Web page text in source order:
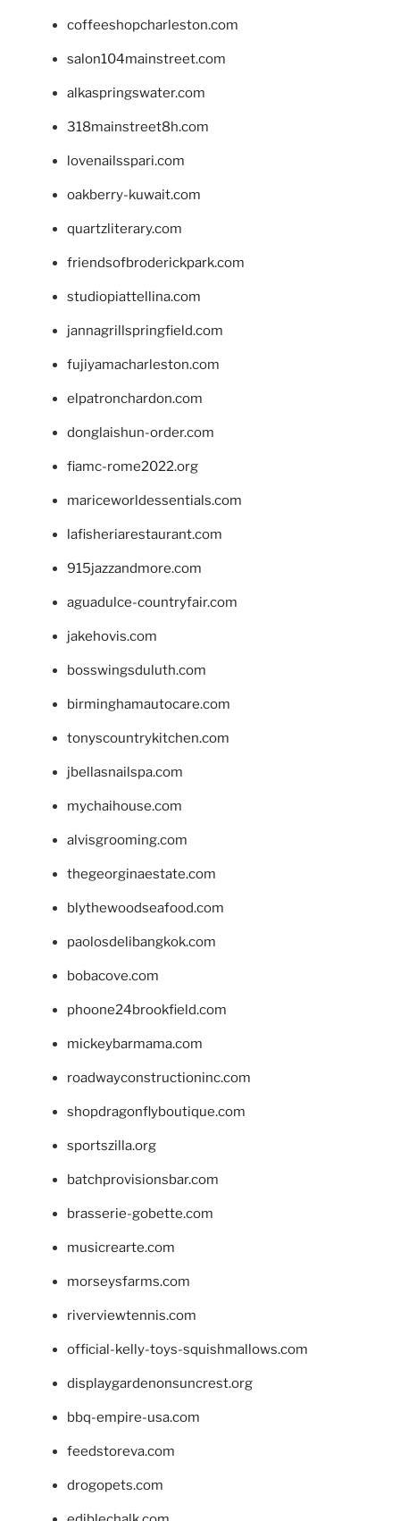
coffeeshopcharleston.com
salon104mainstreet.com
alkaspringswater.com
318mainstreet8h.com
lovenailsspari.com
oakberry-kuwait.com
quartzliterary.com
friendsofbroderickpark.com
studiopiattellina.com
jannagrillspringfield.com
fujiyamacharleston.com
elpatronchardon.com
donglaishun-order.com
fiamc-rome2022.org
mariceworldessentials.com
lafisheriarestaurant.com
915jazzandmore.com
aguadulce-countryfair.com
jakehovis.com
bosswingsduluth.com
birminghamautocare.com
tonyscountrykitchen.com
jbellasnailspa.com
mychaihouse.com
alvisgrooming.com
thegeorginaestate.com
blythewoodseafood.com
paolosdelibangkok.com
bobacove.com
phoone24brookfield.com
mickeybarmama.com
roadwayconstructioninc.com
shopdragonflyboutique.com
sportszilla.org
batchprovisionsbar.com
brasserie-gobette.com
musicrearte.com
morseysfarms.com
riverviewtennis.com
official-kelly-toys-squishmallows.com
displaygardenonsuncrest.org
bbq-empire-usa.com
feedstoreva.com
drogopets.com